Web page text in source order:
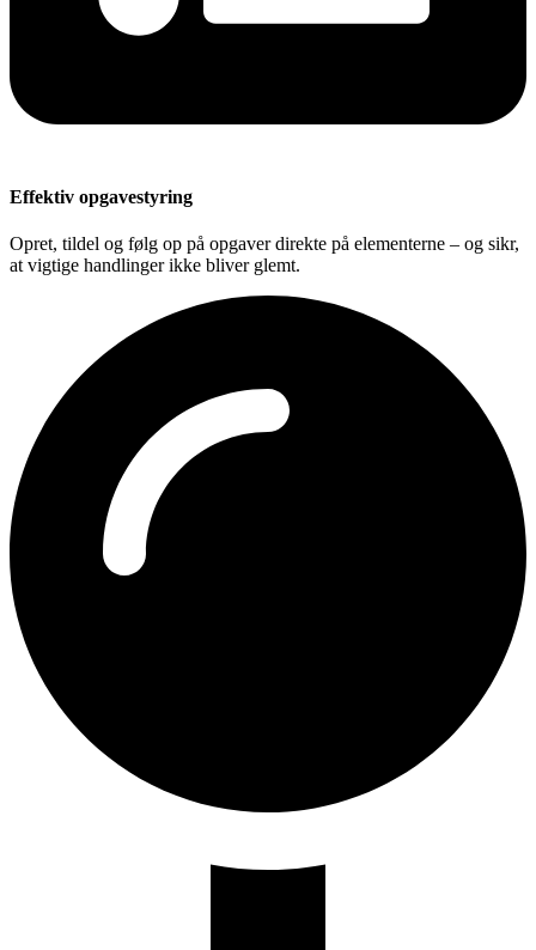
Effektiv opgavestyring
Opret, tildel og følg op på opgaver direkte på elementerne – og sikr,
at vigtige handlinger ikke bliver glemt.